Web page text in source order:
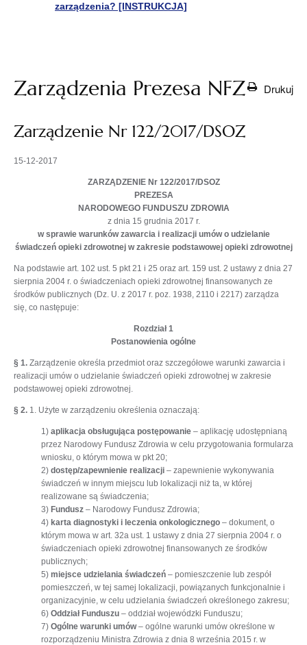
zarządzenia? [INSTRUKCJA]
Zarządzenia Prezesa NFZ Drukuj
Zarządzenie Nr 122/2017/DSOZ
15-12-2017
ZARZĄDZENIE Nr 122/2017/DSOZ
PREZESA
NARODOWEGO FUNDUSZU ZDROWIA
z dnia 15 grudnia 2017 r.
w sprawie warunków zawarcia i realizacji umów o udzielanie
świadczeń opieki zdrowotnej w zakresie podstawowej opieki zdrowotnej
Na podstawie art. 102 ust. 5 pkt 21 i 25 oraz art. 159 ust. 2 ustawy z dnia 27
sierpnia 2004 r. o świadczeniach opieki zdrowotnej finansowanych ze
środków publicznych (Dz. U. z 2017 r. poz. 1938, 2110 i 2217) zarządza
się, co następuje:
Rozdział 1
Postanowienia ogólne
§ 1. Zarządzenie określa przedmiot oraz szczegółowe warunki zawarcia i
realizacji umów o udzielanie świadczeń opieki zdrowotnej w zakresie
podstawowej opieki zdrowotnej.
§ 2. 1. Użyte w zarządzeniu określenia oznaczają:
1) aplikacja obsługująca postępowanie – aplikację udostępnianą
przez Narodowy Fundusz Zdrowia w celu przygotowania formularza
wniosku, o którym mowa w pkt 20;
2) dostęp/zapewnienie realizacji – zapewnienie wykonywania
świadczeń w innym miejscu lub lokalizacji niż ta, w której
realizowane są świadczenia;
3) Fundusz – Narodowy Fundusz Zdrowia;
4) karta diagnostyki i leczenia onkologicznego – dokument, o
którym mowa w art. 32a ust. 1 ustawy z dnia 27 sierpnia 2004 r. o
świadczeniach opieki zdrowotnej finansowanych ze środków
publicznych;
5) miejsce udzielania świadczeń – pomieszczenie lub zespół
pomieszczeń, w tej samej lokalizacji, powiązanych funkcjonalnie i
organizacyjnie, w celu udzielania świadczeń określonego zakresu;
6) Oddział Funduszu – oddział wojewódzki Funduszu;
7) Ogólne warunki umów– ogólne warunki umów określone w
rozporządzeniu Ministra Zdrowia z dnia 8 września 2015 r. w